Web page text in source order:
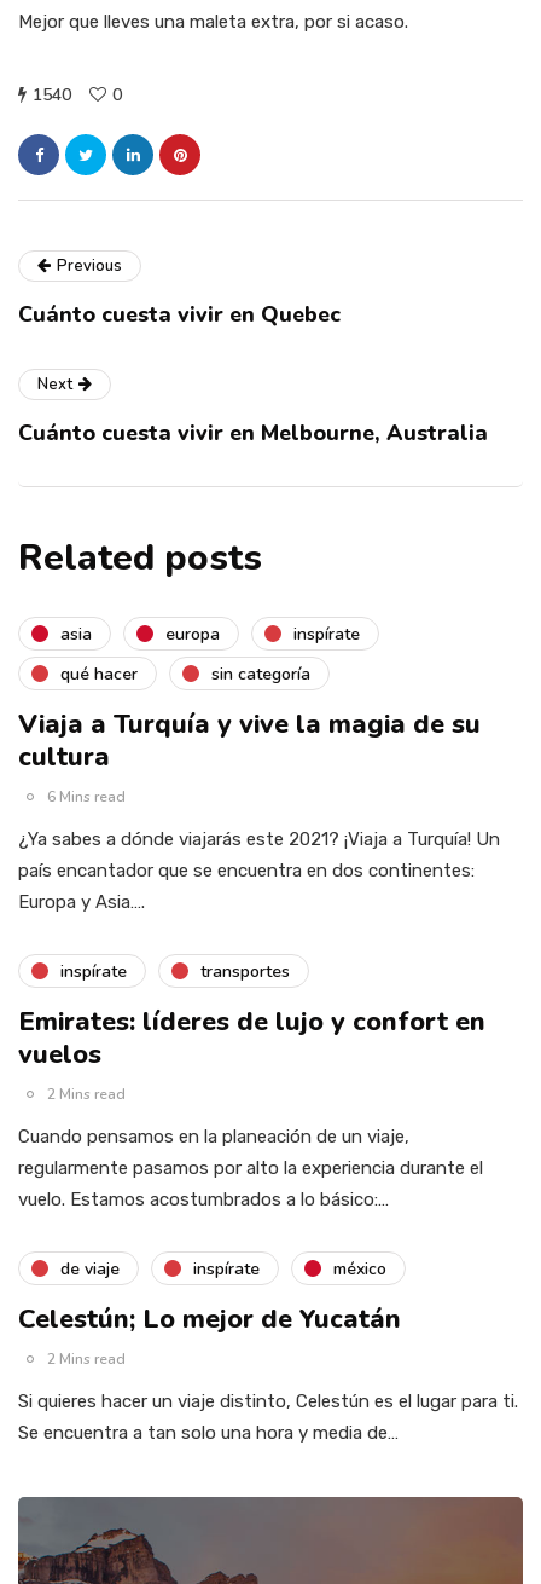
Mejor que lleves una maleta extra, por si acaso.
1540 0
Previous
Cuánto cuesta vivir en Quebec
Next
Cuánto cuesta vivir en Melbourne, Australia
Related posts
asia europa
inspírate
qué hacer
sin categoría
Viaja a Turquía y vive la magia de su
cultura
6 Mins read
¿Ya sabes a dónde viajarás este 2021? ¡Viaja a Turquía! Un
país encantador que se encuentra en dos continentes:
Europa y Asia….
inspírate transportes
Emirates: líderes de lujo y confort en
vuelos
2 Mins read
Cuando pensamos en la planeación de un viaje,
regularmente pasamos por alto la experiencia durante el
vuelo. Estamos acostumbrados a lo básico:…
de viaje inspírate méxico
Celestún; Lo mejor de Yucatán
2 Mins read
Si quieres hacer un viaje distinto, Celestún es el lugar para ti.
Se encuentra a tan solo una hora y media de…